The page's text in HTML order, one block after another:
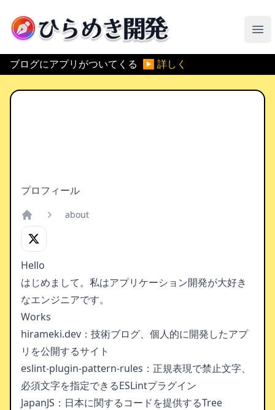
ひらめき開発
メ
ブログにアプリがついてくる ▶ 詳しく
プロフィール
Home
about
Hello
はじめまして。私はアプリケーション開発が大好き
なエンジニアです。
Works
hirameki.dev ：技術ブログ、個人的に開発したアプ
リを公開するサイト
eslint-plugin-pattern-rules ：正規表現で禁止文字、
必須文字を指定できるESLintプラグイン
JapanJS ：日本に関するコードを提供するTree